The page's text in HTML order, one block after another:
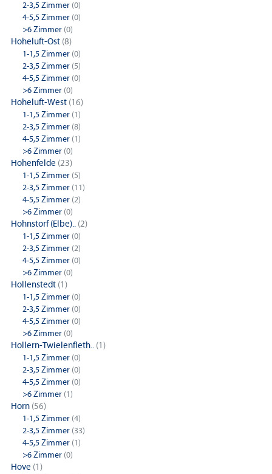
2-3,5 Zimmer (0)
4-5,5 Zimmer (0)
>6 Zimmer (0)
Hoheluft-Ost (8)
1-1,5 Zimmer (0)
2-3,5 Zimmer (5)
4-5,5 Zimmer (0)
>6 Zimmer (0)
Hoheluft-West (16)
1-1,5 Zimmer (1)
2-3,5 Zimmer (8)
4-5,5 Zimmer (1)
>6 Zimmer (0)
Hohenfelde (23)
1-1,5 Zimmer (5)
2-3,5 Zimmer (11)
4-5,5 Zimmer (2)
>6 Zimmer (0)
Hohnstorf (Elbe).. (2)
1-1,5 Zimmer (0)
2-3,5 Zimmer (2)
4-5,5 Zimmer (0)
>6 Zimmer (0)
Hollenstedt (1)
1-1,5 Zimmer (0)
2-3,5 Zimmer (0)
4-5,5 Zimmer (0)
>6 Zimmer (0)
Hollern-Twielenfleth.. (1)
1-1,5 Zimmer (0)
2-3,5 Zimmer (0)
4-5,5 Zimmer (0)
>6 Zimmer (1)
Horn (56)
1-1,5 Zimmer (4)
2-3,5 Zimmer (33)
4-5,5 Zimmer (1)
>6 Zimmer (0)
Hove (1)